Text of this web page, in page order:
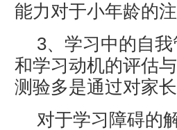
能力对于小年龄的
3、学习中的自
和学习动机的评估
测验多是通过对家
对于学习障碍的